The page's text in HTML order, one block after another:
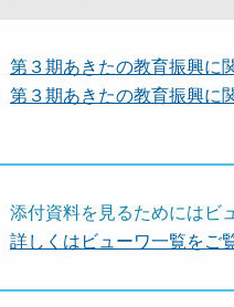
第３期あきたの教育振興に
第３期あきたの教育振興に
添付資料を見るためにはビ
詳しくはビューワ一覧をご